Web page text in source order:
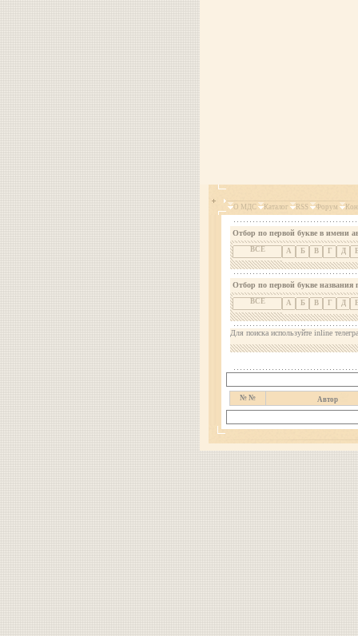
О МДС Каталог RSS Форум
Отбор по первой букве в имени
ВСЕ А Б В Г Д
Отбор по первой букве названия
ВСЕ А Б В Г Д
Для поиска используйте inline
№ № Автор